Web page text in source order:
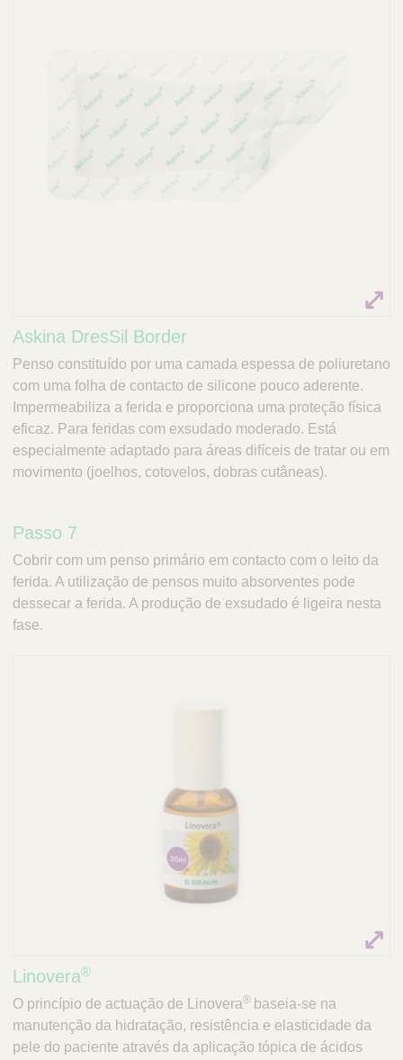
Askina DresSil Border
Penso constituído por uma camada espessa de poliuretano
com uma folha de contacto de silicone pouco aderente.
Impermeabiliza a ferida e proporciona uma proteção física
eficaz. Para feridas com exsudado moderado. Está
especialmente adaptado para áreas difíceis de tratar ou em
movimento (joelhos, cotovelos, dobras cutâneas).
Passo 7
Cobrir com um penso primário em contacto com o leito da
ferida. A utilização de pensos muito absorventes pode
dessecar a ferida. A produção de exsudado é ligeira nesta
fase.
Linovera®
O princípio de actuação de Linovera® baseia-se na
manutenção da hidratação, resistência e elasticidade da
pele do paciente através da aplicação tópica de ácidos